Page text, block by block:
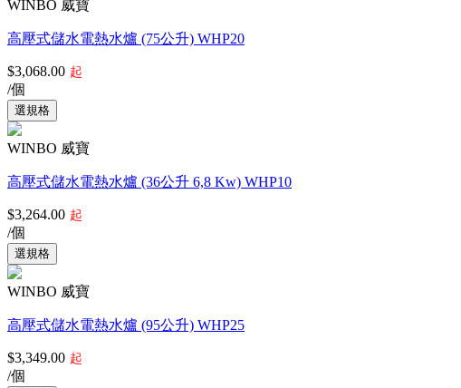
WINBO 威寶
高壓式儲水電熱水爐 (75公升) WHP20
$3,068.00 起
/個
WINBO 威寶
高壓式儲水電熱水爐 (36公升 6,8 Kw) WHP10
$3,264.00 起
/個
WINBO 威寶
高壓式儲水電熱水爐 (95公升) WHP25
$3,349.00 起
/個